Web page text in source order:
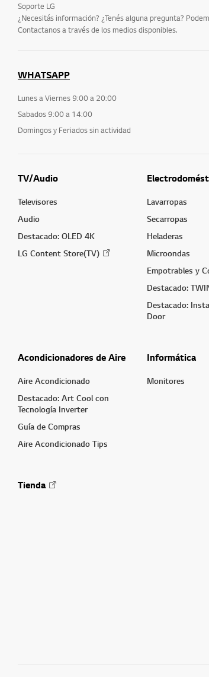
Soporte LG
¿Necesitás información? ¿Tenés alguna pregunta?
Contactanos a través de los medios disponibles.
WHATSAPP
Lunes a Viernes 9:00 a 20:00
Sabados 9:00 a 14:00
Domingos y Feriados sin actividad
TV/Audio
Televisores
Audio
Destacado: OLED 4K
LG Content Store(TV)
Lavarropas
Secarropas
Heladeras
Microondas
Empotrables y
Destacado:
Destacado:
Door
Acondicionadores de Aire
Aire Acondicionado
Destacado: Art Cool con
Tecnología Inverter
Guía de Compras
Aire Acondicionado Tips
Informática
Monitores
Tienda